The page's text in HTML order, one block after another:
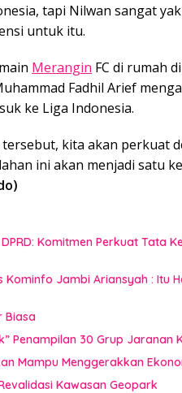
tapi Nilwan sangat
untuk itu.
Merangin FC di rumah
Fadhil Arief
ke Liga Indonesia.
tersebut, kita akan perkuat
ini akan menjadi satu
Komitmen Perkuat Tata
Kominfo Jambi Ariansyah : Itu
Biasa
Penampilan 30 Grup Jaranan
Mampu Menggerakkan
Kawasan Geopark